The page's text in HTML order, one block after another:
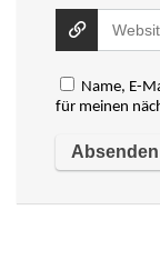
Name, E-
für meinen